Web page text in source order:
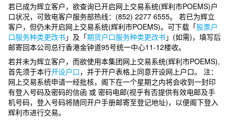
若已成为辉立客户，欲查询已开启网上交易系统(辉利市POEMS)户
口状况，可致电客户服务部热线：(852) 2277 6555。 若已为辉立
客户，但仍未开启网上交易系统(辉利市POEMS)。可下载「股票户
口服务种类更改书」及「期货户口服务种类更改书」(如需)，填写后
邮寄回本公司总行香港金钟道95号统一中心11-12楼收。
若并未为辉立客户，而欲使用本集团网上交易系统(辉利市POEMS),
首先须于本行开设户口，并于开户表格上同意开设网上户口。 注：
网上交易系统申请一经批核，阁下在一个星期之内将会收到一封印
有登入号码及密码的信函 或 密码电邮(视乎有否提供有效电邮及手
机号码，登入号码将随同开户手册邮寄至登记地址)，以便阁下登入
辉利市进行交易。